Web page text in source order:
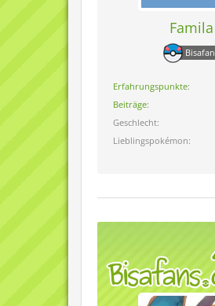
Famila
Bisafan
Erfahrungspunkte
Beiträge
Geschlecht
Lieblingspokémon